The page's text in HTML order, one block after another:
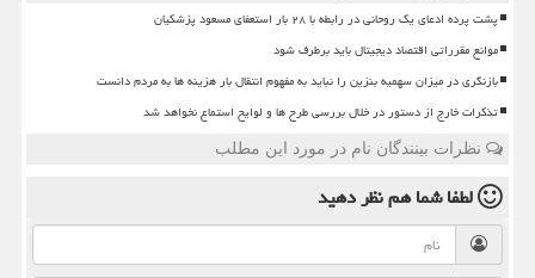
پشت پرده ادعای یک روحانی در رابطه با ۲۸ بار استعفای مسعود پزشکیان
موانع مقرراتی اقتصاد دیجیتال باید برطرف شود
بازنگری در میزان سهمیه بنزین را نباید به مفهوم انتقال بار هزینه ها به مردم دانست
تذکرات خارج از دستور در خلال بررسی طرح ها و لوایح استماع نخواهد شد
نظرات بینندگان نام در مورد این مطلب
لطفا شما همنظر دهید